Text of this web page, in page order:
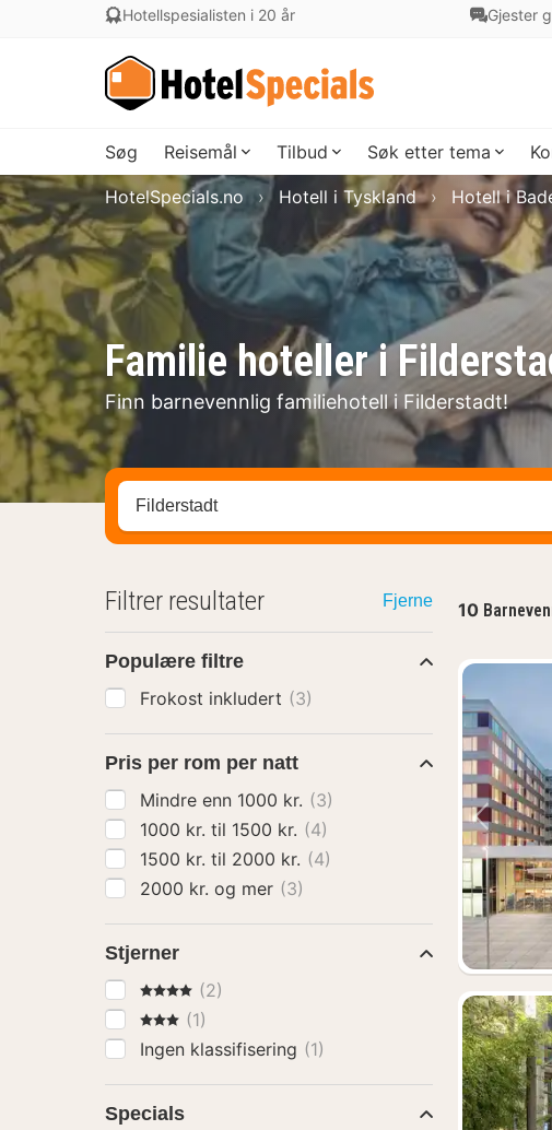
Hotellspesialisten i 20 år Gjester
Søg Reisemål Tilbud Søk etter tema
Familie hoteller i
Finn barnevennlig familiehotell i Filderstadt!
HotelSpecials.no Hotell i Tyskland Hotell i
Søk hotell, region eller by
10
Filtrer resultater Fjerne
Populære filtre
Frokost inkludert (3)
Pris per rom per natt
Mindre enn 1000 kr. (3)
1000 kr. til 1500 kr. (4)
1500 kr. til 2000 kr. (4)
2000 kr. og mer (3)
Stjerner
4 Stjerner
(2)
3 Stjerner
(1)
Ingen klassifisering (1)
Specials